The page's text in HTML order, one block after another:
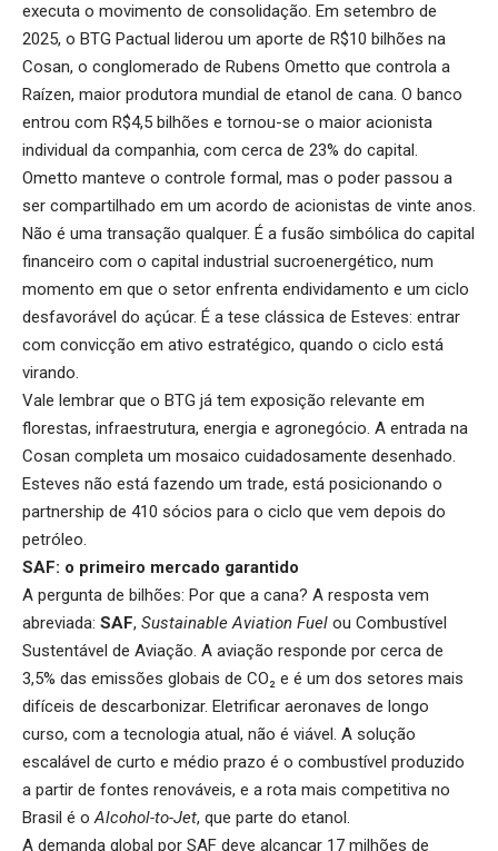
executa o movimento de consolidação. Em setembro de
2025, o BTG Pactual liderou um aporte de R$10 bilhões na
Cosan, o conglomerado de Rubens Ometto que controla a
Raízen, maior produtora mundial de etanol de cana. O banco
entrou com R$4,5 bilhões e tornou-se o maior acionista
individual da companhia, com cerca de 23% do capital.
Ometto manteve o controle formal, mas o poder passou a
ser compartilhado em um acordo de acionistas de vinte anos.
Não é uma transação qualquer. É a fusão simbólica do capital
financeiro com o capital industrial sucroenergético, num
momento em que o setor enfrenta endividamento e um ciclo
desfavorável do açúcar. É a tese clássica de Esteves: entrar
com convicção em ativo estratégico, quando o ciclo está
virando.
Vale lembrar que o BTG já tem exposição relevante em
florestas, infraestrutura, energia e agronegócio. A entrada na
Cosan completa um mosaico cuidadosamente desenhado.
Esteves não está fazendo um trade, está posicionando o
partnership de 410 sócios para o ciclo que vem depois do
petróleo.
SAF: o primeiro mercado garantido
A pergunta de bilhões: Por que a cana? A resposta vem
abreviada: SAF, Sustainable Aviation Fuel ou Combustível
Sustentável de Aviação. A aviação responde por cerca de
3,5% das emissões globais de CO₂ e é um dos setores mais
difíceis de descarbonizar. Eletrificar aeronaves de longo
curso, com a tecnologia atual, não é viável. A solução
escalável de curto e médio prazo é o combustível produzido
a partir de fontes renováveis, e a rota mais competitiva no
Brasil é oAlcohol-to-Jet, que parte do etanol.
A demanda global por SAF deve alcançar 17 milhões de